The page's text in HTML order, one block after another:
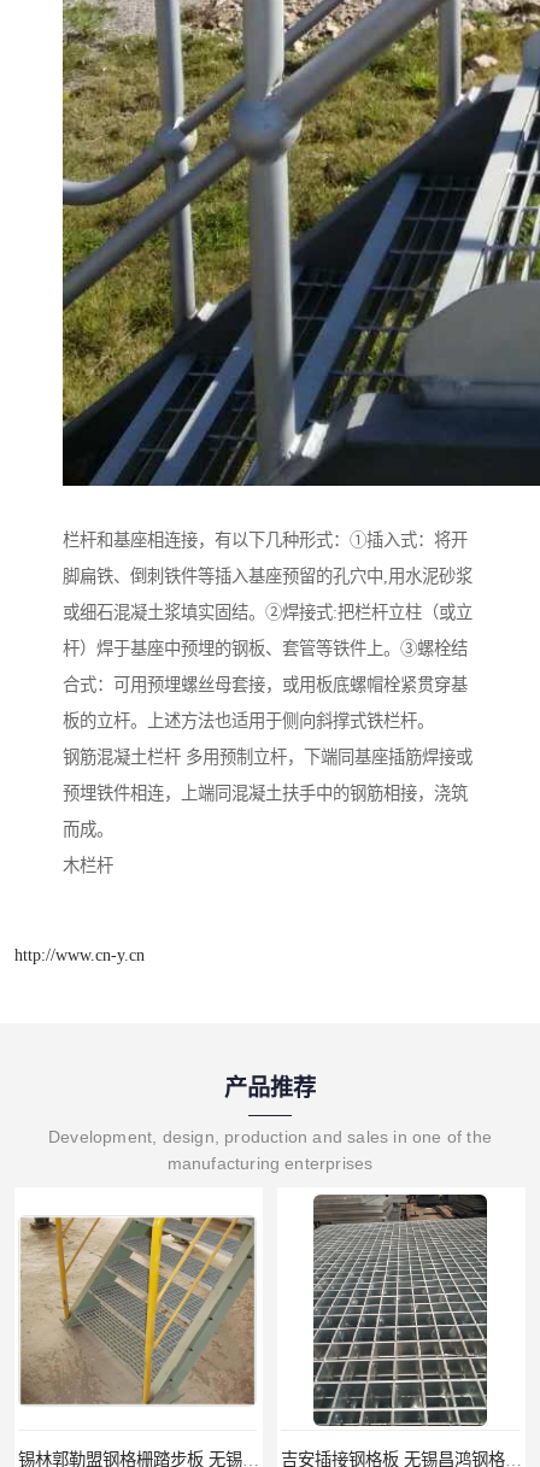
栏杆和基座相连接，有以下几种形式：①插入式：将开
脚扁铁、倒刺铁件等插入基座预留的孔穴中,用水泥砂浆
或细石混凝土浆填实固结。②焊接式:把栏杆立柱（或立
杆）焊于基座中预埋的钢板、套管等铁件上。③螺栓结
合式：可用预埋螺丝母套接，或用板底螺帽栓紧贯穿基
板的立杆。上述方法也适用于侧向斜撑式铁栏杆。
钢筋混凝土栏杆 多用预制立杆，下端同基座插筋焊接或
预埋铁件相连，上端同混凝土扶手中的钢筋相接，浇筑
而成。
木栏杆
http://www.cn-y.cn
产品推荐
Development, design, production and sales in one of the
manufacturing enterprises
锡林郭勒盟钢格栅踏步板 无锡昌鸿钢格板有限公司 吉安插接钢格板 无锡昌鸿钢格板有限公司